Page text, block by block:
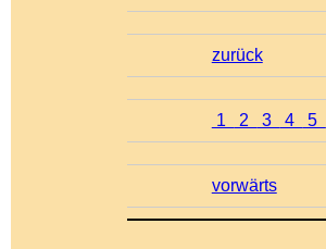
zurück
1 2 3 4 5
vorwärts